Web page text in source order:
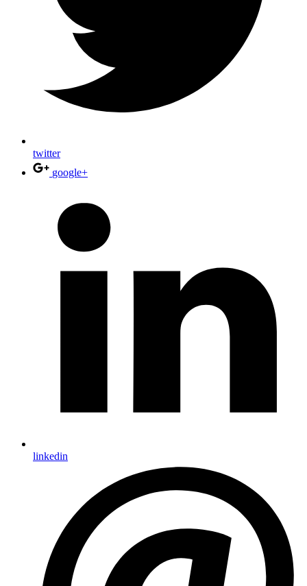
twitter
google+
linkedin